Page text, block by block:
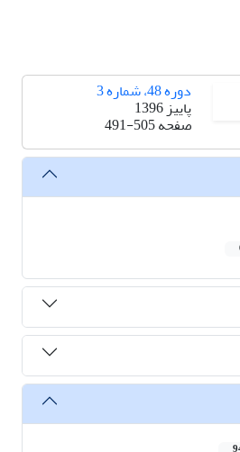
دوره 48، شماره 3
پاییز 1396
صفحه491-505